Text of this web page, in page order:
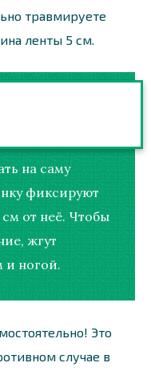
травмируете
ленты 5 см.
на саму
фиксируют
от неё. Чтобы
жгут
и ногой.
Это
случае в